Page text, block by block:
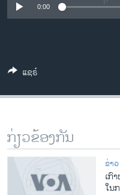
ອິດສະຫຼະພາບດ້ານການຂ່າວ
ວິທະຍາສາດ-ເທັກໂນໂລຈີ
ທຸລະກິດ
ວີດີໂອ
ລາຍການກະຈາຍສຽງ
0:00
ແຊຣ໌
ກ່ຽວຂ້ອງກັນ
ຂ່າວ
ເກົ
ໃນ